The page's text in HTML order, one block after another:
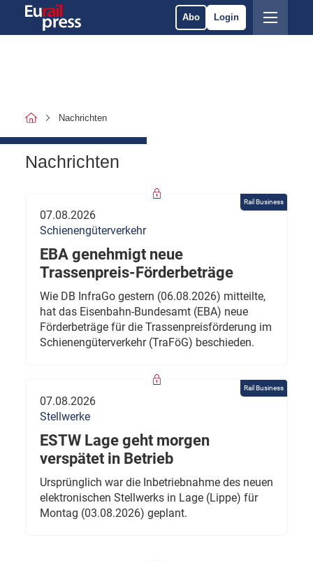
Abo Login
Nachrichten
Nachrichten
Rail Business
07.08.2026
Schienengüterverkehr
EBA genehmigt neue
Trassenpreis-Förderbeträge
Wie DB InfraGo gestern (06.08.2026) mitteilte,
hat das Eisenbahn-Bundesamt (EBA) neue
Förderbeträge für die Trassenpreisförderung im
Schienengüterverkehr (TraFöG) beschieden.
Rail Business
07.08.2026
Stellwerke
ESTW Lage geht morgen
verspätet in Betrieb
Ursprünglich war die Inbetriebnahme des neuen
elektronischen Stellwerks in Lage (Lippe) für
Montag (03.08.2026) geplant.